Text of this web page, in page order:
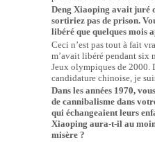
Deng Xiaoping avait juré
sortiriez pas de prison.
libéré que quelques mois
Ceci n’est pas tout à fait
m’avait libéré pendant six
Jeux olympiques de 2000.
candidature chinoise, je
Dans les années 1970,
de cannibalisme dans
qui échangeaient leurs
Xiaoping aura-t-il au
misère ?